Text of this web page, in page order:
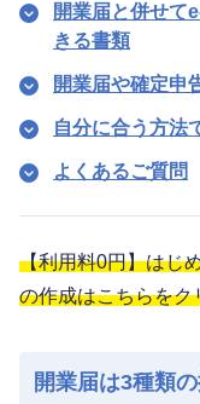
開業届と併せて
きる書類
開業届や確定申
自分に合う方法
よくあるご質問
【利用料0円】はじ
の作成はこちらをク
開業届は3種類